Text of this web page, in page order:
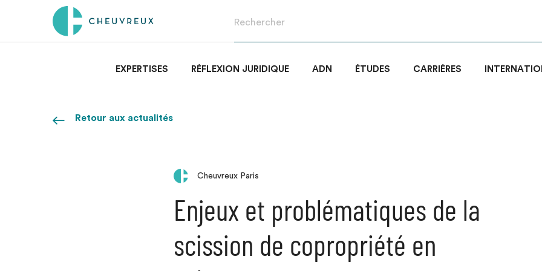
EXPERTISES RÉFLEXION JURIDIQUE ADN ÉTUDES CARRIÈRES
Retour aux actualités
Cheuvreux Paris
Enjeux et problématiques de la
scission de copropriété en